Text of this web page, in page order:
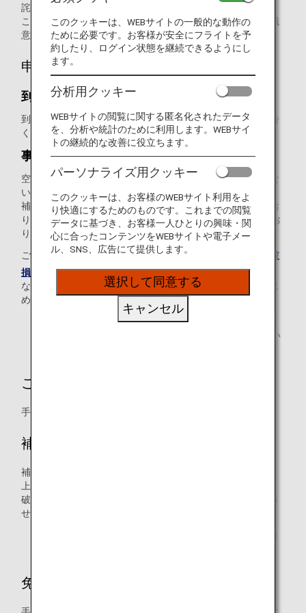
詫び申し上げます。
このような事態が生じた場合、ANAは不具合を解消すべく誠
意を持って対応いたします。
申告
到着時のご申告
到着時に破損に気づかれた場合は、すぐに空港係員にご申告
ください。
事後のご申告
空港を離れた後に破損に気づいた場合、免責事項に該当しな
いことをご確認の上、申告期限内にご申告ください。
補償に関するご申告は 旅客手荷物運送約款 にてご案内のとお
り、書面（
ご申告フォーム
）でのご申告をお願いしてお
ります。
ご事情にともない、お電話 にてご申告される場合、別途「
破
損手荷物申告書
」の提出が必要となります。
なお、申告書の郵送料金はお客様負担となります。あらかじ
めご了承ください。
* 複数の航空会社を利用し、最終目的地まで手荷物を預
けた場合は、最後に搭乗した運航航空会社へ直接お問い
ご申告の期限
手荷物の受け取りの翌日から7日以内
補償
補償の対象となる破損に関しましては、原則として修理の
上、ご返却いたします。
破損の程度や時間的な要因などにより修理以外のご案内をさ
せて頂く場合もございます。
免責事項
このクッキーは、WEBサイトの一般的な動作の
ために必要です。お客様が安全にフライトを予
約したり、ログイン状態を継続できるようにし
ます。
分析用クッキー
WEBサイトの閲覧に関する匿名化されたデータ
を、分析や統計のために利用します。WEBサイ
トの継続的な改善に役立ちます。
パーソナライズ用クッキー
このクッキーは、お客様のWEBサイト利用をよ
り快適にするためのものです。これまでの閲覧
データに基づき、お客様一人ひとりの興味・関
心に合ったコンテンツをWEBサイトや電子メー
ル、SNS、広告にて提供します。
選択して同意する
キャンセル